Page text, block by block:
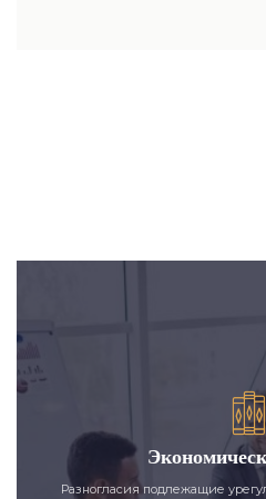
пользовались юридическими
Разногласия подлежащие